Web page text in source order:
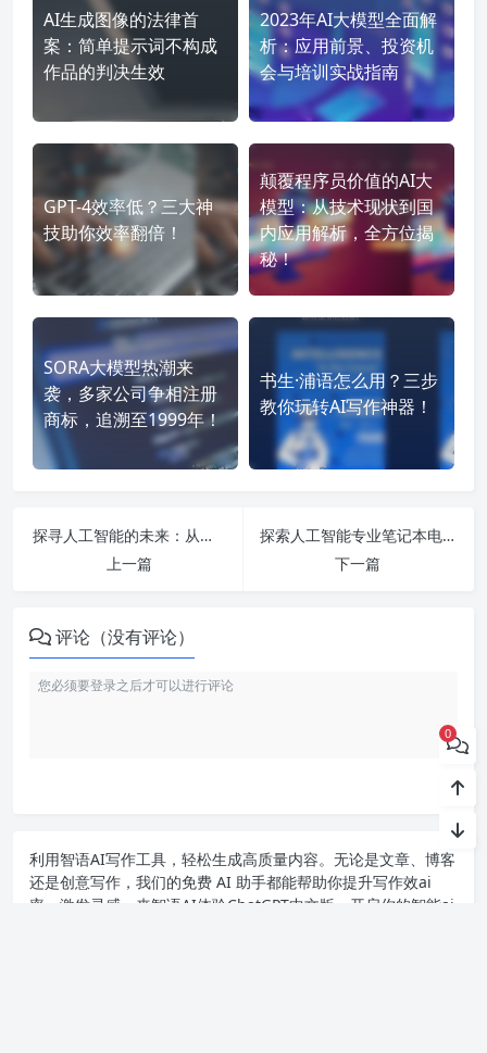
AI生成图像的法律首
案：简单提示词不构成
作品的判决生效
2023年AI大模型全面解
析：应用前景、投资机
会与培训实战指南
GPT-4效率低？三大神
技助你效率翻倍！
颠覆程序员价值的AI大
模型：从技术现状到国
内应用解析，全方位揭
秘！
SORA大模型热潮来
袭，多家公司争相注册
商标，追溯至1999年！
书生·浦语怎么用？三步
教你玩转AI写作神器！
探寻人工智能的未来：从学习路线到行业影响，全面解析AI的进展与挑战
上一篇
探索人工智能专业笔记本电脑推荐与OpenAI的最新动态，揭秘ChatGPT的未来应用和挑战！
下一篇
评论（没有评论）
利用智语AI写作工具，轻松生成高质量内容。无论是文章、博客
还是创意写作，我们的免费 AI 助手都能帮助你提升写作效ai
率，激发灵感。来智语AI体验 ChatGPT中文版 ，开启你的智能ai
0